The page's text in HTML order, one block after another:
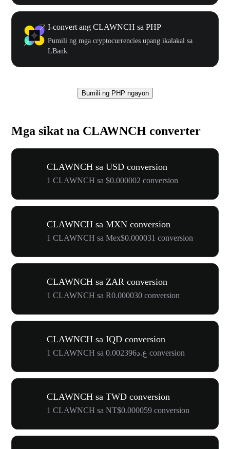
I-convert ang CLAWNCH sa PHP
Pumili ng mga cryptocurrencies upang ikalakal sa
LBank.
Bumili ng PHP ngayon
Mga sikat na CLAWNCH converter
CLAWNCH sa USD conversion
1 CLAWNCH sa $0.000002 conversion
CLAWNCH sa MXN conversion
1 CLAWNCH sa Mex$0.000031 conversion
CLAWNCH sa ZAR conversion
1 CLAWNCH sa R0.000030 conversion
CLAWNCH sa IQD conversion
1 CLAWNCH sa ع.د0.002396 conversion
CLAWNCH sa TWD conversion
1 CLAWNCH sa NT$0.000059 conversion